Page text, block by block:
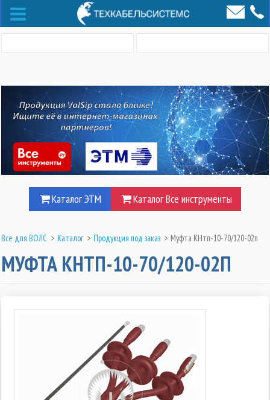
Каталог ЭТМ Каталог Все инструменты
Все для ВОЛС > Каталог > Продукция под заказ > Муфта КНтп-10-70/120-02п
МУФТА КНТП-10-70/120-02П